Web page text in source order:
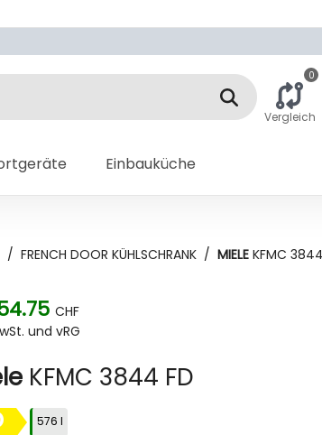
0
Vergleich
Einbauküche
/ FRENCH DOOR KÜHLSCHRANK / MIELE KFMC
CHF
und vRG
KFMC 3844 FD
576 l